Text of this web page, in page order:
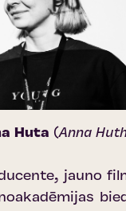
Huta (Anna
jauno